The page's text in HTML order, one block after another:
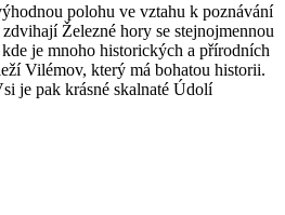
polohu ve vztahu k poznávání
Železné hory se stejnojmennou
je mnoho historických a přírodních
Vilémov, který má bohatou historii.
je pak krásné skalnaté Údolí